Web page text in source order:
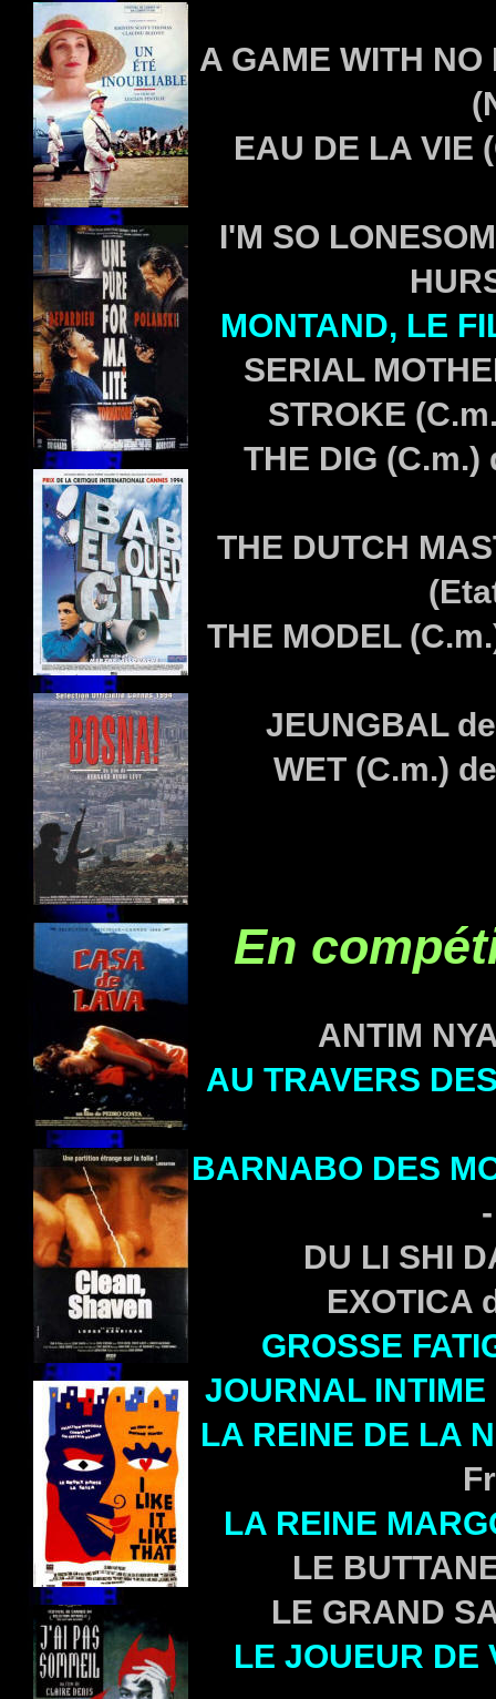
A GAME WITH
EAU DE LA VIE
I'M SO
MONTAND, LE
SERIAL
STROKE
THE DIG
THE DUTCH
THE MODEL
JEUNGBAL
WET (C.m.)
En
ANTIM
AU TRAVERS
BARNABO DES
DU LI SHI
EXOTICA
GROSSE
JOURNAL INTIME
LA REINE DE LA
LA REINE
LE
LE GRAND
LE JOUEUR DE